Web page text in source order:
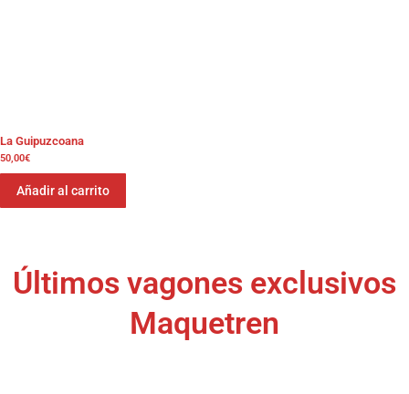
La Guipuzcoana
50,00€
Añadir al carrito
Últimos vagones exclusivos
Maquetren